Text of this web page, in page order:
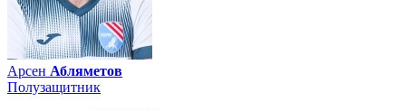
Арсен Абляметов
Полузащитник